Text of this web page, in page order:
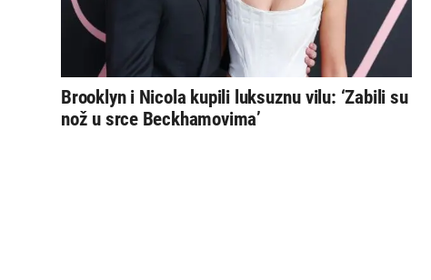
Brooklyn i Nicola kupili luksuznu vilu: ‘Zabili su
nož u srce Beckhamovima’